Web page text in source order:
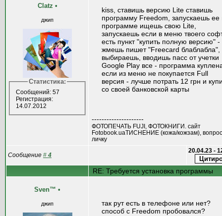
Clatz •
джип
Статистика:
Сообщений: 57
Регистрация:
14.07.2012
kiss, ставишь версию Lite ставишь
программу Freedom, запускаешь ее
программе ищешь свою Lite,
запускаешь если в меню твоего
есть пункт "купить полную версию" -
жмешь пишет "Freecard блаблабла",
выбираешь, вводишь пасс от учетки
Google Play все - программа
если из меню не покупается Full
версия - лучше потрать 12 грн и
со своей банковской карты
---------------------
ФОТОПЕЧАТЬ FUJI, ФОТОКНИГИ. сайт
Fotobook.uaТИСНЕНИЕ (кожа/кожзам),
личку
Сообщение # 4
20.04.23 -
RE: Требуется установка программы
Sven™ •
джип
так рут есть в телефоне или нет?
способ с Freedom пробовался?